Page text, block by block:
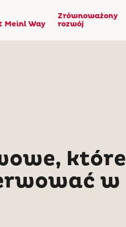
Meinl Way
Zrównoważony
rozwój
które
w